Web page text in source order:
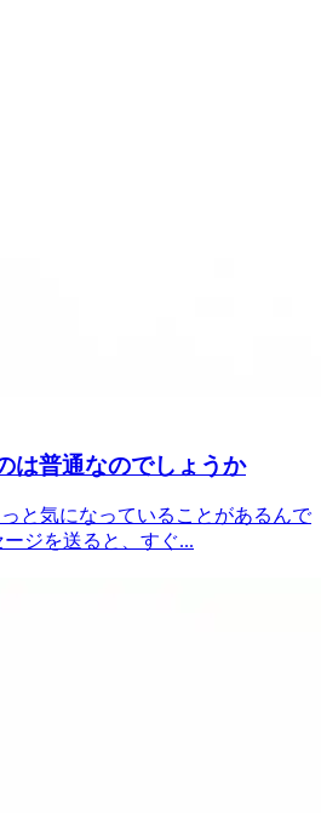
は普通なのでしょうか
と気になっていることがあるんで
ジを送ると、すぐ...